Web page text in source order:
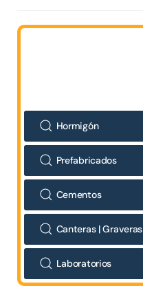
Hormigón
Prefabricados
Cementos
Canteras | Graveras
Laboratorios